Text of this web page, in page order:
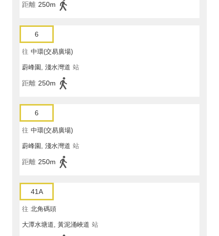
距離 250m
6
往 中環(交易廣場)
蔚峰園, 淺水灣道 站
距離 250m
6
往 中環(交易廣場)
蔚峰園, 淺水灣道 站
距離 250m
41A
往 北角碼頭
大潭水塘道, 黃泥涌峽道 站